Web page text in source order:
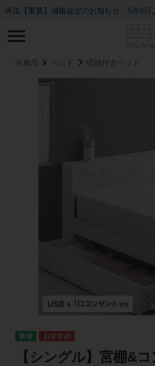
再送【重要】価格改定のお知らせ 5月8日
全商品 ベッド 収納付きベッド
【シングル】宮棚&